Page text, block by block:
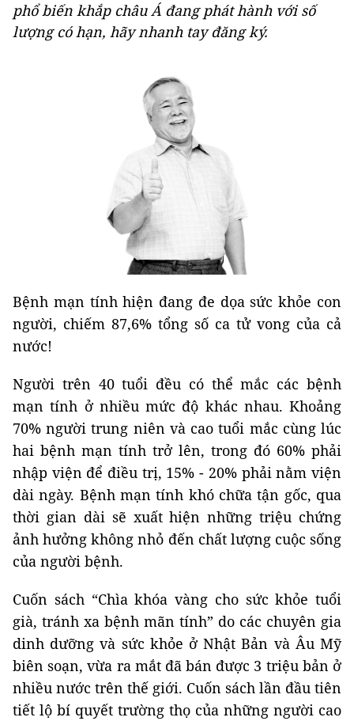
phổ biến khắp châu Á đang phát hành với số
lượng có hạn, hãy nhanh tay đăng ký.
Bệnh mạn tính hiện đang đe dọa sức khỏe con
người, chiếm 87,6% tổng số ca tử vong của cả
nước!
Người trên 40 tuổi đều có thể mắc các bệnh
mạn tính ở nhiều mức độ khác nhau. Khoảng
70% người trung niên và cao tuổi mắc cùng lúc
hai bệnh mạn tính trở lên, trong đó 60% phải
nhập viện để điều trị, 15% - 20% phải nằm viện
dài ngày. Bệnh mạn tính khó chữa tận gốc, qua
thời gian dài sẽ xuất hiện những triệu chứng
ảnh hưởng không nhỏ đến chất lượng cuộc sống
của người bệnh.
Cuốn sách “Chìa khóa vàng cho sức khỏe tuổi
già, tránh xa bệnh mãn tính” do các chuyên gia
dinh dưỡng và sức khỏe ở Nhật Bản và Âu Mỹ
biên soạn, vừa ra mắt đã bán được 3 triệu bản ở
nhiều nước trên thế giới. Cuốn sách lần đầu tiên
tiết lộ bí quyết trường thọ của những người cao